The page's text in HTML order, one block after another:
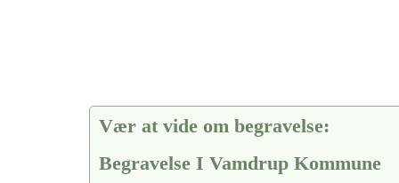
Vær at vide om begravelse:
Begravelse I Vamdrup Kommune